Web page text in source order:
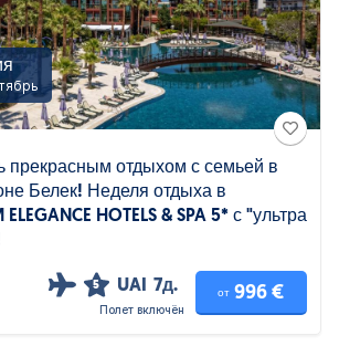
прекрасным отдыхом с семьей в
Белек! Неделя отдыха в
HOTELS & SPA 5* с "ультра
5 UAI 7д.
Полет включён
от 996 €